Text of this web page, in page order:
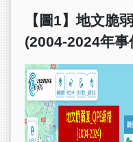
【圖1】地文脆
(2004-2024年事